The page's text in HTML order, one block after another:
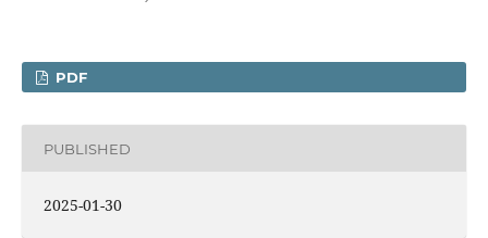
PDF
PUBLISHED
2025-01-30